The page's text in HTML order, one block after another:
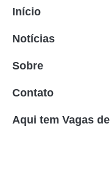
Início
Notícias
Sobre
Contato
Aqui tem Vagas